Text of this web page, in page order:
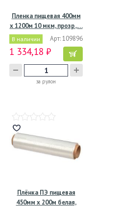
Пленка пищевая 400мм
х 1200м 10 мкм, прозр.,…
В наличии Арт: 109896
1 334,18 ₽
за рулон
Плёнка ПЭ пищевая
450мм х 200м белая,